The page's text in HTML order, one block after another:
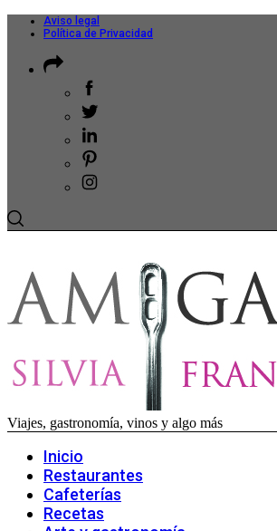
Aviso legal
Política de Privacidad
Viajes, gastronomía, vinos y algo más
Inicio
Restaurantes
Cafeterías
Recetas